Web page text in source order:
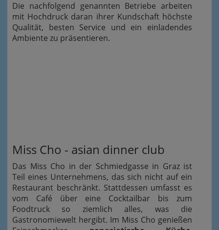
Die nachfolgend genannten Betriebe arbeiten
mit Hochdruck daran ihrer Kundschaft höchste
Qualität, besten Service und ein einladendes
Ambiente zu präsentieren.
Miss Cho - asian dinner club
Das Miss Cho in der Schmiedgasse in Graz ist
Teil eines Unternehmens, das sich nicht auf ein
Restaurant beschränkt. Stattdessen umfasst es
vom Café über eine Cocktailbar bis zum
Foodtruck so ziemlich alles, was die
Gastronomiewelt hergibt. Im Miss Cho genießen